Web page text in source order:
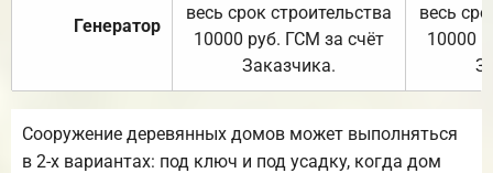
Генератор
весь срок строительства
10000 руб. ГСМ за счёт
Заказчика.
весь
10000
Сооружение деревянных домов может выполняться
в 2-х вариантах: под ключ и под усадку, когда дом